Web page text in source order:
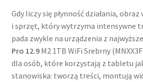
Gdy liczy się płynność działania,
i sprzęt, który wytrzyma intensywne
pada zwykle na urządzenia z
Pro 12.9M2 1TB WiFi Srebrny
dla osób, które korzystają z tabletu
stanowiska: tworzą treści, montują